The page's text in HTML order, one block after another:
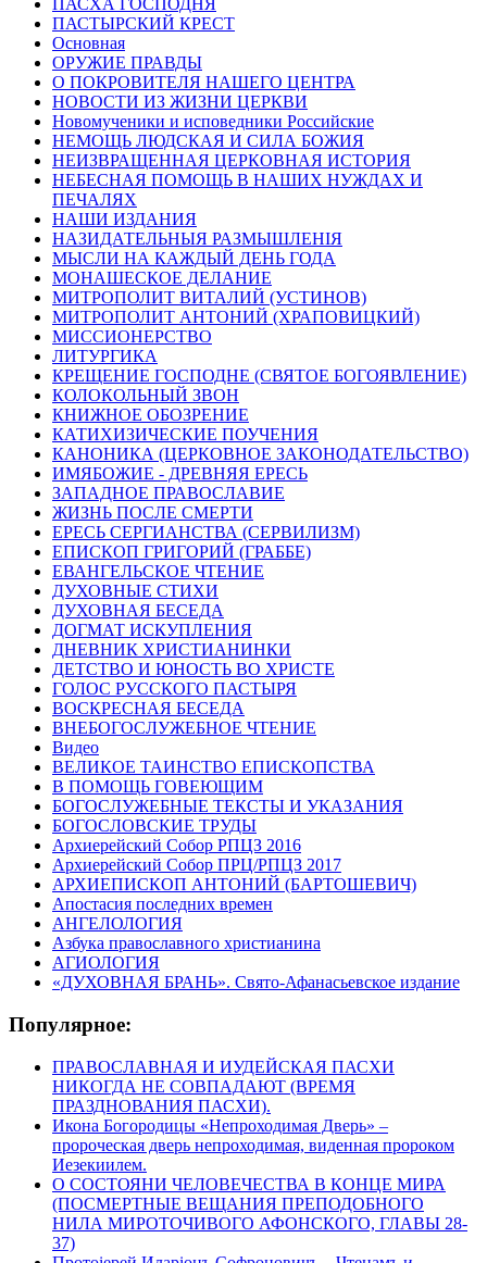
ПАСХА ГОСПОДНЯ
ПАСТЫРСКИЙ КРЕСТ
Основная
ОРУЖИЕ ПРАВДЫ
О ПОКРОВИТЕЛЯ НАШЕГО ЦЕНТРА
НОВОСТИ ИЗ ЖИЗНИ ЦЕРКВИ
Новомученики и исповедники Российские
НЕМОЩЬ ЛЮДСКАЯ И СИЛА БОЖИЯ
НЕИЗВРАЩЕННАЯ ЦЕРКОВНАЯ ИСТОРИЯ
НЕБЕСНАЯ ПОМОЩЬ В НАШИХ НУЖДАХ И
ПЕЧАЛЯХ
НАШИ ИЗДАНИЯ
НАЗИДАТЕЛЬНЫЯ РАЗМЫШЛЕНІЯ
МЫСЛИ НА КАЖДЫЙ ДЕНЬ ГОДА
МОНАШЕСКОЕ ДЕЛАНИЕ
МИТРОПОЛИТ ВИТАЛИЙ (УСТИНОВ)
МИТРОПОЛИТ АНТОНИЙ (ХРАПОВИЦКИЙ)
МИССИОНЕРСТВО
ЛИТУРГИКА
КРЕЩЕНИЕ ГОСПОДНЕ (СВЯТОЕ БОГОЯВЛЕНИЕ)
КОЛОКОЛЬНЫЙ ЗВОН
КНИЖНОЕ ОБОЗРЕНИЕ
КАТИХИЗИЧЕСКИЕ ПОУЧЕНИЯ
КАНОНИКА (ЦЕРКОВНОЕ ЗАКОНОДАТЕЛЬСТВО)
ИМЯБОЖИЕ - ДРЕВНЯЯ ЕРЕСЬ
ЗАПАДНОЕ ПРАВОСЛАВИЕ
ЖИЗНЬ ПОСЛЕ СМЕРТИ
ЕРЕСЬ СЕРГИАНСТВА (СЕРВИЛИЗМ)
ЕПИСКОП ГРИГОРИЙ (ГРАББЕ)
ЕВАНГЕЛЬСКОЕ ЧТЕНИЕ
ДУХОВНЫЕ СТИХИ
ДУХОВНАЯ БЕСЕДА
ДОГМАТ ИСКУПЛЕНИЯ
ДНЕВНИК ХРИСТИАНИНКИ
ДЕТСТВО И ЮНОСТЬ ВО ХРИСТЕ
ГОЛОС РУССКОГО ПАСТЫРЯ
ВОСКРЕСНАЯ БЕСЕДА
ВНЕБОГОСЛУЖЕБНОЕ ЧТЕНИЕ
Видео
ВЕЛИКОЕ ТАИНСТВО ЕПИСКОПСТВА
В ПОМОЩЬ ГОВЕЮЩИМ
БОГОСЛУЖЕБНЫЕ ТЕКСТЫ И УКАЗАНИЯ
БОГОСЛОВСКИЕ ТРУДЫ
Архиерейский Собор РПЦЗ 2016
Архиерейский Собор ПРЦ/РПЦЗ 2017
АРХИЕПИСКОП АНТОНИЙ (БАРТОШЕВИЧ)
Апостасия последних времен
АНГЕЛОЛОГИЯ
Азбука православного христианина
АГИОЛОГИЯ
«ДУХОВНАЯ БРАНЬ». Свято-Афанасьевское издание
Популярное:
ПРАВОСЛАВНАЯ И ИУДЕЙСКАЯ ПАСХИ
НИКОГДА НЕ СОВПАДАЮТ (ВРЕМЯ
ПРАЗДНОВАНИЯ ПАСХИ).
Икона Богородицы «Непроходимая Дверь» –
пророческая дверь непроходимая, виденная пророком
Иезекиилем.
О СОСТОЯНИ ЧЕЛОВЕЧЕСТВА В КОНЦЕ МИРА
(ПОСМЕРТНЫЕ ВЕЩАНИЯ ПРЕПОДОБНОГО
НИЛА МИРОТОЧИВОГО АФОНСКОГО, ГЛАВЫ 28-
37)